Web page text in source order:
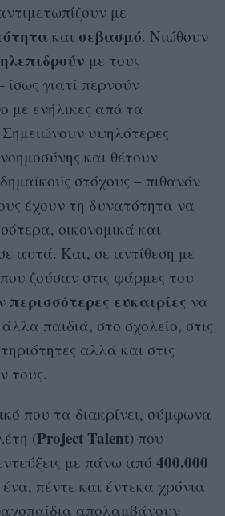
με
και σεβασμό. Νιώθουν
με τους
ίσως γιατί περνούν
με ενήλικες από τα
υψηλότερες
και θέτουν
στόχους – πιθανόν
έχουν τη δυνατότητα να
οικονομικά και
αυτά. Και, σε αντίθεση με
ζούσαν στις φάρμες του
περισσότερες ευκαιρίες να
παιδιά, στο σχολείο, στις
αλλά και στις
τους.
που τα διακρίνει, σύμφωνα
(Project Talent) που
με πάνω από 400.000
πέντε και έντεκα χρόνια
απολαμβάνουν